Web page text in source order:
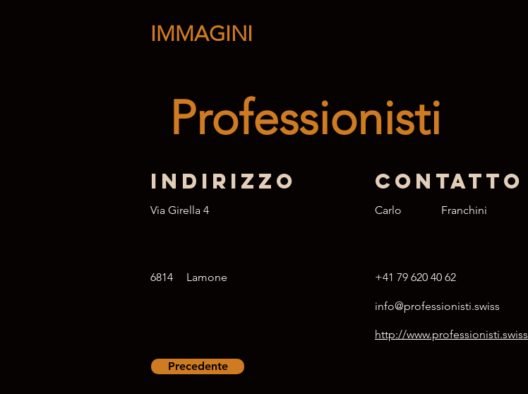
IMMAGINI
Professionisti
Indirizzo
Via Girella 4
6814 Lamone
Contatto
Carlo Franchini
+41 79 620 40 62
info@professionisti.swiss
http://www.professionisti.swiss
Precedente